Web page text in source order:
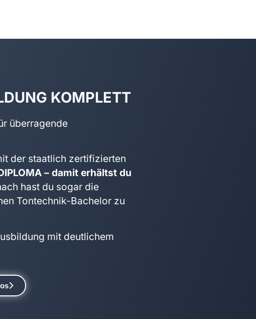
KOMPLETT
überragende
der staatlich zertifizierten
– damit erhältst du
hast du sogar die
Tontechnik-Bachelor zu
mit deutlichem